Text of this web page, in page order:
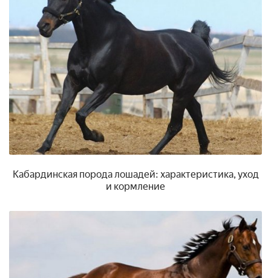
Кабардинская порода лошадей: характеристика, уход
и кормление